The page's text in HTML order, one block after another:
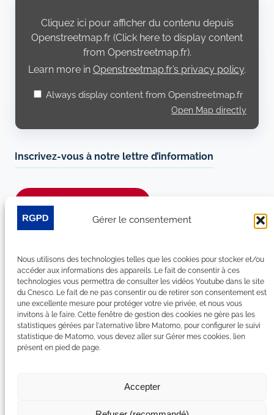
Gérer le consentement
Nous utilisons des technologies telles que les cookies pour stocker et/ou
accéder aux informations des appareils. Le fait de consentir à ces
technologies vous permettra de consulter les vidéos Youtube dans le site
du Cnesco. Le fait de ne pas consentir ou de retirer son consentement est
une excellente mesure pour protéger votre vie privée, et nous vous
invitons à le faire. Cette fenêtre de gestion des cookies ne gère pas les
statistiques gérées par l'aternative libre Matomo, pour configurer le suivi
statistique de Matomo, vous devez aller sur Gérer mes cookies, lien
présent en pied de page.
Accepter
Openstreetmap.fr
Cliquez ici pour afficher du contenu depuis
Openstreetmap.fr (Click here to display content
from Openstreetmap.fr).
Learn more in Openstreetmap.fr’s privacy policy.
Always display content from Openstreetmap.fr
Open Map directly
Inscrivez-vous à notre lettre d’information
LinkedIn
YouTube
Facebook
Bluesky
Plan du site
Mentions légales